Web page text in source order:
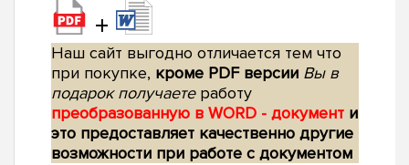
+
Наш сайт выгодно отличается тем что
при покупке, кроме PDF версии Вы в
подарок получаетеработу
преобразованную в WORD - документ и
это предоставляет качественно другие
возможности при работе с документом